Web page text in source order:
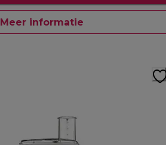
Meer informatie